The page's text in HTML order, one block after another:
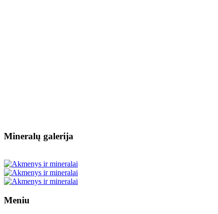
Mineralų galerija
Meniu